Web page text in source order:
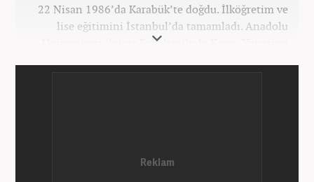
22 Nisan 1986’da Karabük’te doğdu. İlköğretim ve
lise eğitimini İstanbul’da tamamladı. Anadolu
Üniversitesi iktisat Fakültesi’nde Kamu Yönetimi